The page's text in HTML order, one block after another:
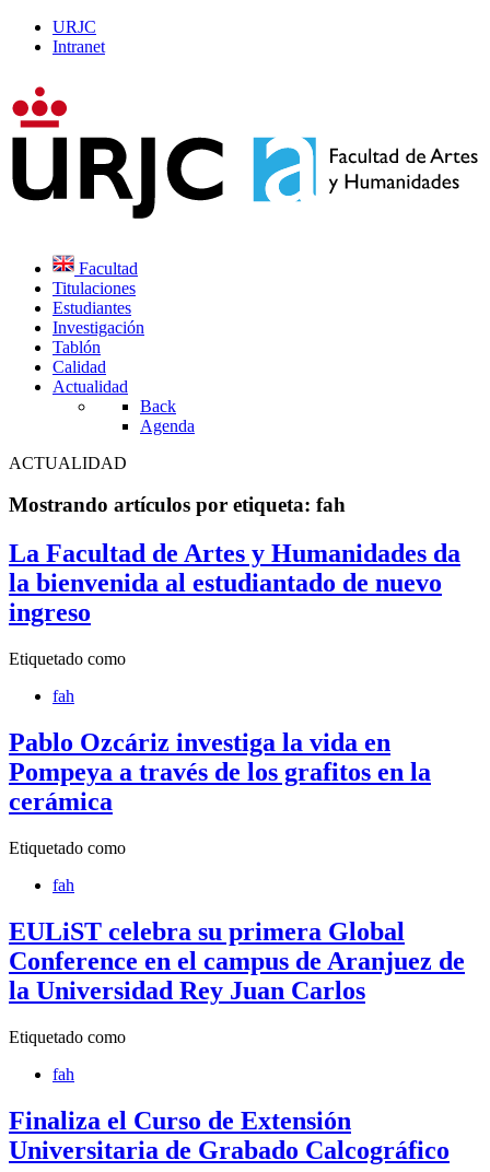
URJC
Intranet
Facultad
Titulaciones
Estudiantes
Investigación
Tablón
Calidad
Actualidad
Back
Agenda
ACTUALIDAD
Mostrando artículos por etiqueta: fah
La Facultad de Artes y Humanidades da
la bienvenida al estudiantado de nuevo
ingreso
Etiquetado como
fah
Pablo Ozcáriz investiga la vida en
Pompeya a través de los grafitos en la
cerámica
Etiquetado como
fah
EULiST celebra su primera Global
Conference en el campus de Aranjuez de
la Universidad Rey Juan Carlos
Etiquetado como
fah
Finaliza el Curso de Extensión
Universitaria de Grabado Calcográfico